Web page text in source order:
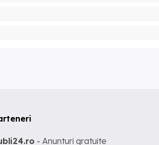
- Anunturi gratuite